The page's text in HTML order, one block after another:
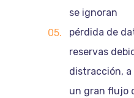
se ignoran
pérdida de
reservas
distracción, a
un gran flujo